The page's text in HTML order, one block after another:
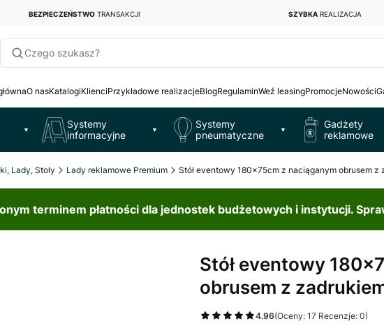
BEZPIECZEŃSTWO TRANSAKCJI SZYBKAREALIZACJA
Czego szukasz?
O nasKatalogiKlienciPrzykładowe realizacjeBlogRegulaminWeź leasingPromocjeNowości
▼
Systemy
informacyjne
▼
Systemy
pneumatyczne
▼
Gadżety
reklamowe
Lady, Stoły Lady reklamowe Premium Stół eventowy 180x75cm z naciąganym obrusem z
terminem płatności dla jednostek budżetowych i instytucji.
Stół eventowy
obrusem z
4.96(Oceny: 17 Recenzje: 0)